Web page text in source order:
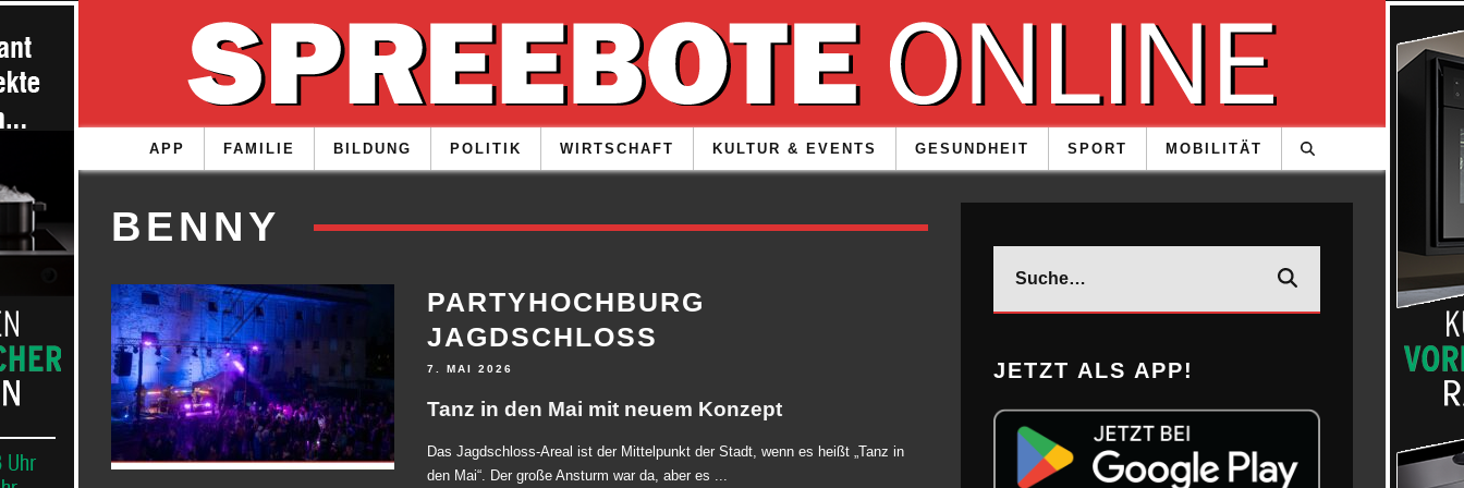
APP FAMILIE BILDUNG POLITIK WIRTSCHAFT KULTUR & EVENTS GESUNDHEIT SPORT MOBILITÄT
BENNY
PARTYHOCHBURG
JAGDSCHLOSS
7. MAI 2026
Tanz in den Mai mit neuem Konzept
Das Jagdschloss-Areal ist der Mittelpunkt der Stadt, wenn es heißt „Tanz in
den Mai“. Der große Ansturm war da, aber es ...
JETZT ALS APP!